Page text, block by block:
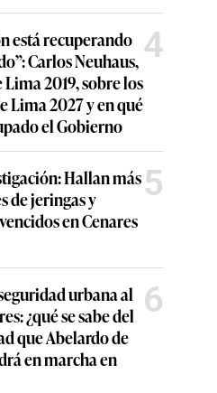
está recuperando
Carlos Neuhaus,
2019, sobre los
Lima 2027 y en qué
el Gobierno
4
Hallan más
de jeringas y
en Cenares
5
urbana al
¿qué se sabe del
que Abelardo de
en marcha en
6